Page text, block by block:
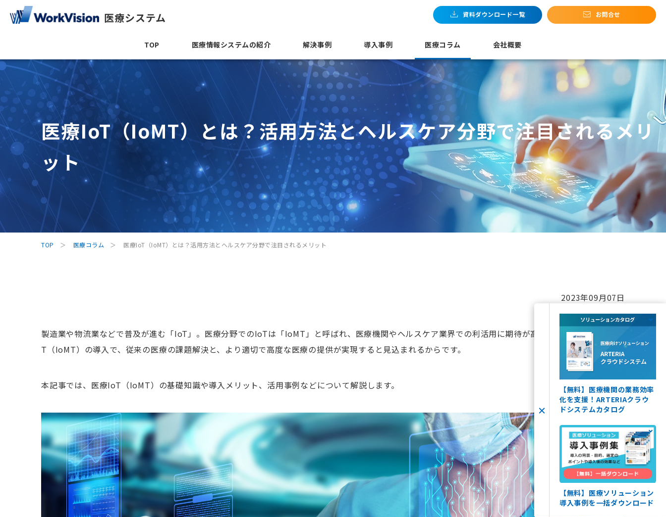
医療システム お問合せ
TOP 医療情報システムの紹介 解決事例 導入事例 医療コラム 会社概要
医療IoT（IoMT）とは？活用方法とヘルスケア分野で注目されるメリ
ット
TOP 医療コラム 医療IoT（IoMT）とは？活用方法とヘルスケア分野で注目されるメリット
【無料】医療機関の業務効率
化を支援！ARTERIAクラウ
ドシステムカタログ
【無料】医療ソリューション
導入事例を一括ダウンロード
2023年09月07日
製造業や物流業などで普及が進む「IoT」。医療分野でのIoTは「IoMT」と呼ばれ、医療機関やヘルスケア業界での利活用に期待が高まっています。医療Io
T（IoMT）の導入で、従来の医療の課題解決と、より適切で高度な医療の提供が実現すると見込まれるからです。
本記事では、医療IoT（IoMT）の基礎知識や導入メリット、活用事例などについて解説します。